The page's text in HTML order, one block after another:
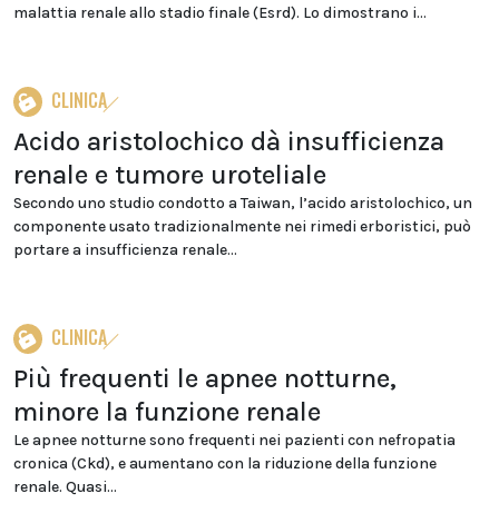
malattia renale allo stadio finale (Esrd). Lo dimostrano i...
CLINICA
Acido aristolochico dà insufficienza
renale e tumore uroteliale
Secondo uno studio condotto a Taiwan, l’acido aristolochico, un
componente usato tradizionalmente nei rimedi erboristici, può
portare a insufficienza renale...
CLINICA
Più frequenti le apnee notturne,
minore la funzione renale
Le apnee notturne sono frequenti nei pazienti con nefropatia
cronica (Ckd), e aumentano con la riduzione della funzione
renale. Quasi...